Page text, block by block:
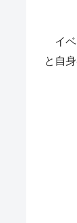
イベ
と自